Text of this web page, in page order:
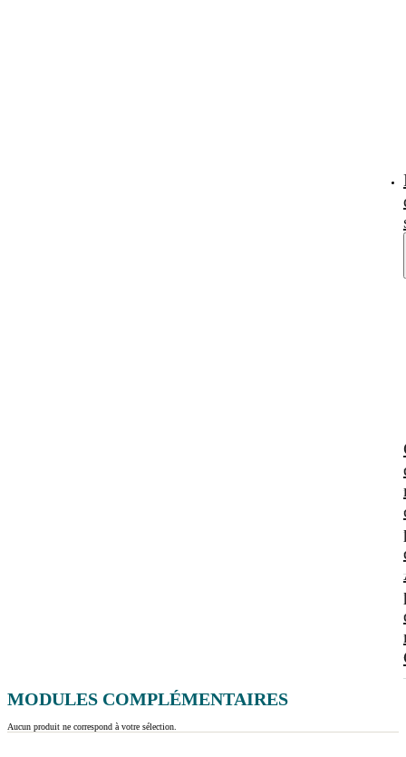
MODULES COMPLÉMENTAIRES
Aucun produit ne correspond à votre sélection.